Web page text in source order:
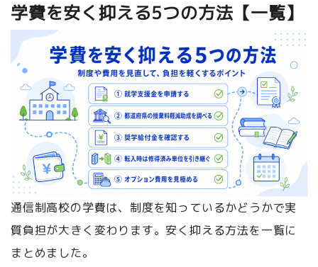
学費を安く抑える5つの方法【一覧】
通信制高校の学費は、制度を知っているかどうかで実
質負担が大きく変わります。安く抑える方法を一覧に
まとめました。